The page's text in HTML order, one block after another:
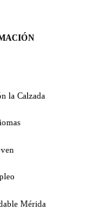
la Calzada
Mérida